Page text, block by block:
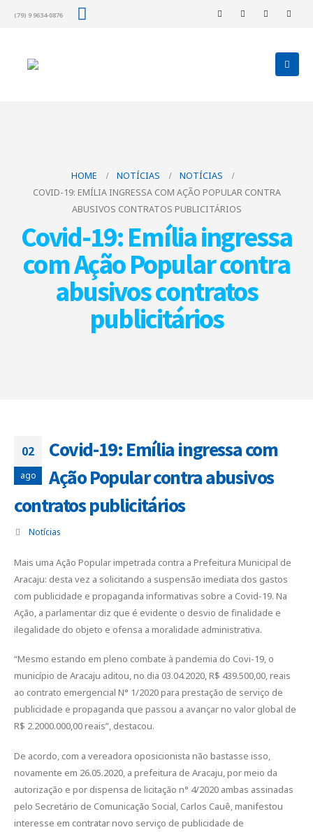
(79) 9 9634-0876
HOME NOTÍCIAS
NOTÍCIAS
COVID-19: EMÍLIA INGRESSA COM AÇÃO POPULAR CONTRA
ABUSIVOS CONTRATOS PUBLICITÁRIOS
Covid-19: Emília ingressa
com Ação Popular contra
abusivos contratos
publicitários
02
ago
Covid-19: Emília ingressa com
Ação Popular contra abusivos
contratos publicitários
Notícias
Mais uma Ação Popular impetrada contra a Prefeitura Municipal de
Aracaju: desta vez a solicitando a suspensão imediata dos gastos
com publicidade e propaganda informativas sobre a Covid-19. Na
Ação, a parlamentar diz que é evidente o desvio de finalidade e
ilegalidade do objeto e ofensa a moralidade administrativa.
“Mesmo estando em pleno combate à pandemia do Covi-19, o
município de Aracaju aditou, no dia 03.04.2020, R$ 439.500,00, reais
ao contrato emergencial N° 1/2020 para prestação de serviço de
publicidade e propaganda que passou a avançar no valor global de
R$ 2.2000.000,00 reais”, destacou.
De acordo, com a vereadora oposicionista não bastasse isso,
novamente em 26.05.2020, a prefeitura de Aracaju, por meio da
autorização e por dispensa de licitação n° 4/2020 ambas assinadas
pelo Secretário de Comunicação Social, Carlos Cauê, manifestou
interesse em contratar novo serviço de publicidade de